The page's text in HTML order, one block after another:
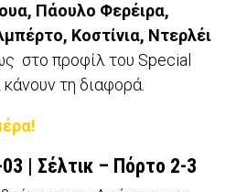
Πάουλο Φερέιρα,
Κοστίνια, Ντερλέι
στο προφίλ του Special
τη διαφορά.
| Σέλτικ – Πόρτο 2-3